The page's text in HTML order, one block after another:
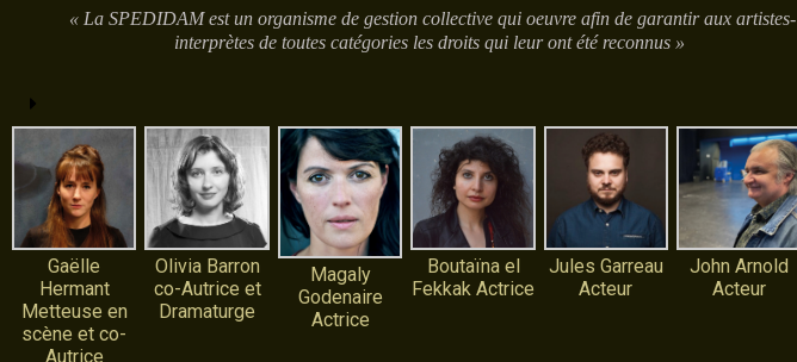
« La SPEDIDAM est un organisme de gestion collective qui oeuvre afin de garantir aux artistes-
interprètes de toutes catégories les droits qui leur ont été reconnus »
Gaëlle
Hermant
Metteuse en
scène et co-
Autrice
Olivia Barron
co-Autrice et
Dramaturge
Magaly
Godenaire
Actrice
Boutaïna el
Fekkak Actrice
Jules Garreau
Acteur
John Arnold
Acteur